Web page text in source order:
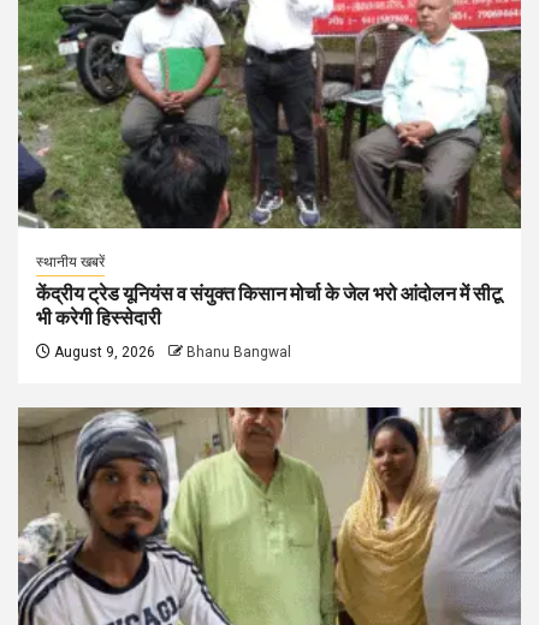
स्थानीय खबरें
केंद्रीय ट्रेड यूनियंस व संयुक्त किसान मोर्चा के जेल भरो आंदोलन में सीटू
भी करेगी हिस्सेदारी
August 9, 2026 Bhanu Bangwal